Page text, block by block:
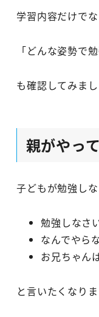
学習内容だけでな
「どんな姿勢で
も確認してみまし
親がやっ
子どもが勉強しな
勉強しなさ
なんでやら
お兄ちゃん
と言いたくなりま